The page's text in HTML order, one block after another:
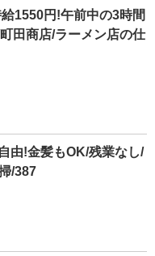
1550円!午前中の3時間
田商店/ラーメン店の仕
由!金髪もOK/残業なし/
/387